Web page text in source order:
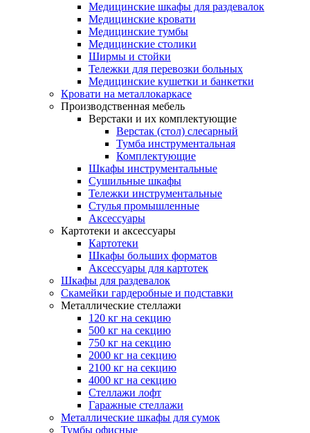
Медицинские шкафы для раздевалок
Медицинские кровати
Медицинские тумбы
Медицинские столики
Ширмы и стойки
Тележки для перевозки больных
Медицинские кушетки и банкетки
Кровати на металлокаркасе
Производственная мебель
Верстаки и их комплектующие
Верстак (стол) слесарный
Тумба инструментальная
Комплектующие
Шкафы инструментальные
Сушильные шкафы
Тележки инструментальные
Стулья промышленные
Аксессуары
Картотеки и аксессуары
Картотеки
Шкафы больших форматов
Аксессуары для картотек
Шкафы для раздевалок
Скамейки гардеробные и подставки
Металлические стеллажи
120 кг на секцию
500 кг на секцию
750 кг на секцию
2000 кг на секцию
2100 кг на секцию
4000 кг на секцию
Стеллажи лофт
Гаражные стеллажи
Металлические шкафы для сумок
Тумбы офисные